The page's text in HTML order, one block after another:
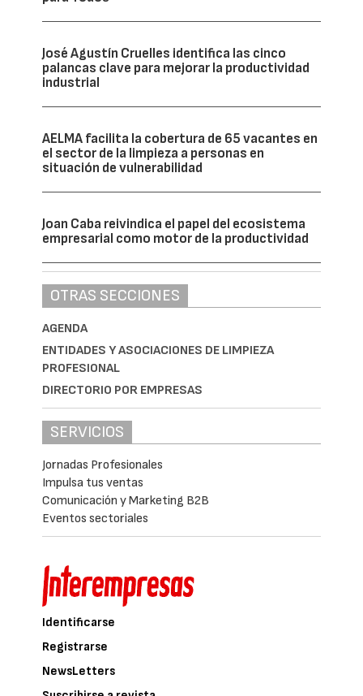
José Agustín Cruelles identifica las cinco
palancas clave para mejorar la productividad
industrial
AELMA facilita la cobertura de 65 vacantes en
el sector de la limpieza a personas en
situación de vulnerabilidad
Joan Caba reivindica el papel del ecosistema
empresarial como motor de la productividad
OTRAS SECCIONES
AGENDA
ENTIDADES Y ASOCIACIONES DE LIMPIEZA
PROFESIONAL
DIRECTORIO POR EMPRESAS
SERVICIOS
Jornadas Profesionales
Impulsa tus ventas
Comunicación y Marketing B2B
Eventos sectoriales
Identificarse
Registrarse
NewsLetters